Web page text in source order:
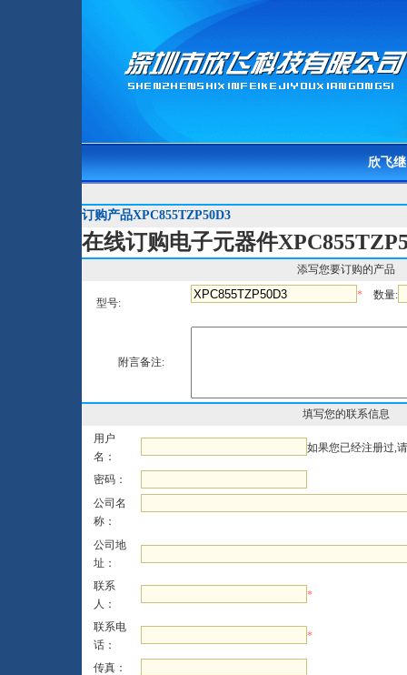
欣飞
订购产品XPC855TZP50D3
在线订购电子元器件
添写您要订购的产品
型号:
* 数量:
附言备注:
填写您的联系信息
用户
名：
如果您已经注册过,
密码：
公司名
称：
公司地
址：
联系
人：
*
联系电
话：
*
传真：